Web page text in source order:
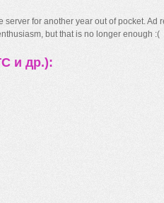
for another year out of pocket. Ad
but that is no longer enough :(
и др.):